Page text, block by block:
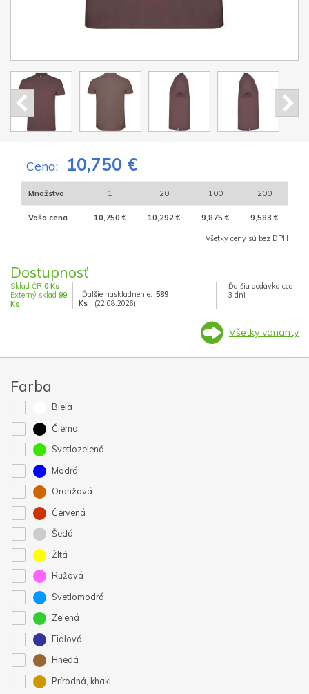
Cena: 10,750 €
Množstvo 1 20 100 200
Vaša cena 10,750 € 10,292 € 9,875 € 9,583 €
Všetky ceny sú bez DPH
Dostupnosť
Sklad ČR 0 Ks
Externý sklad 99
Ks
Ďalšie naskladnenie: 589
Ks
(22.08.2026)
Ďalšia dodávka cca
3 dni
Všetky varianty
Farba
Biela
Čierna
Svetlozelená
Modrá
Oranžová
Červená
Šedá
Žltá
Ružová
Svetlomodrá
Zelená
Fialová
Hnedá
Prírodná, khaki